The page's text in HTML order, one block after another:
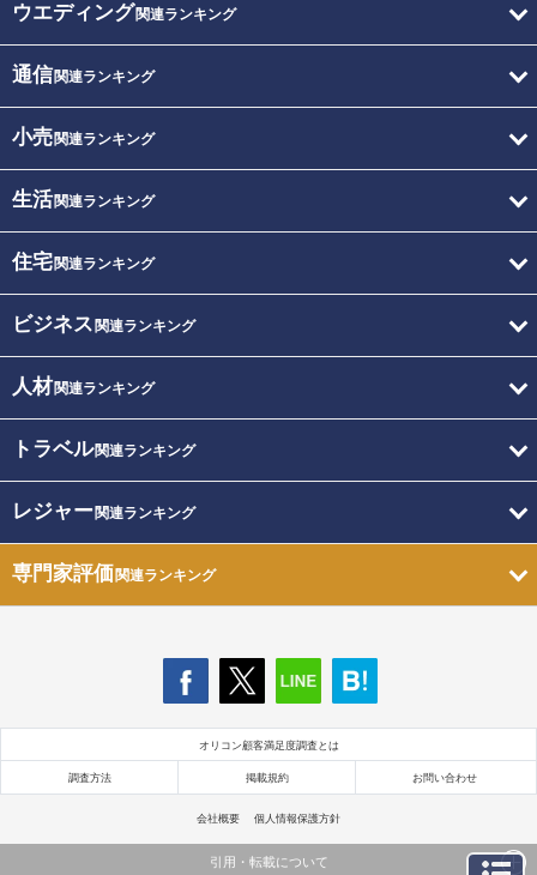
ウエディング関連ランキング
通信関連ランキング
小売関連ランキング
生活関連ランキング
住宅関連ランキング
ビジネス 関連ランキング
人材関連ランキング
トラベル関連ランキング
レジャー関連ランキング
専門家評価関連ランキング
オリコン顧客満足度調査とは
調査方法 掲載規約 お問い合わせ
会社概要 個人情報保護方針
引用・転載について